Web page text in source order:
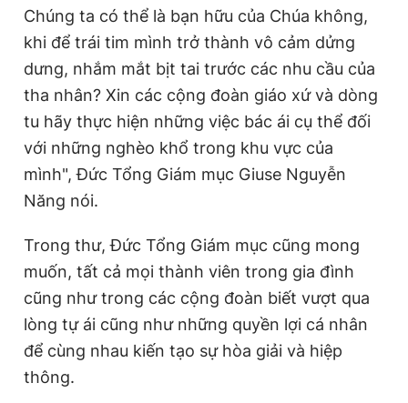
Chúng ta có thể là bạn hữu của Chúa không,
khi để trái tim mình trở thành vô cảm dửng
dưng, nhắm mắt bịt tai trước các nhu cầu của
tha nhân? Xin các cộng đoàn giáo xứ và dòng
tu hãy thực hiện những việc bác ái cụ thể đối
với những nghèo khổ trong khu vực của
mình", Đức Tổng Giám mục Giuse Nguyễn
Năng nói.
Trong thư, Đức Tổng Giám mục cũng mong
muốn, tất cả mọi thành viên trong gia đình
cũng như trong các cộng đoàn biết vượt qua
lòng tự ái cũng như những quyền lợi cá nhân
để cùng nhau kiến tạo sự hòa giải và hiệp
thông.